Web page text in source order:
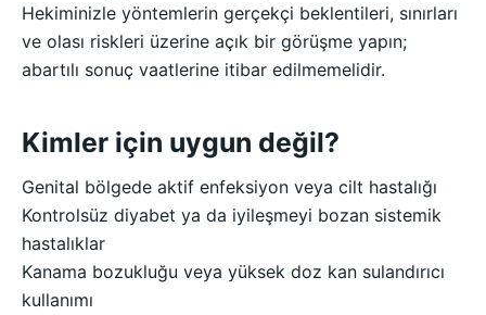
Hekiminizle yöntemlerin gerçekçi beklentileri, sınırları
ve olası riskleri üzerine açık bir görüşme yapın;
abartılı sonuç vaatlerine itibar edilmemelidir.
Kimler için uygun değil?
Genital bölgede aktif enfeksiyon veya cilt hastalığı
Kontrolsüz diyabet ya da iyileşmeyi bozan sistemik
hastalıklar
Kanama bozukluğu veya yüksek doz kan sulandırıcı
kullanımı